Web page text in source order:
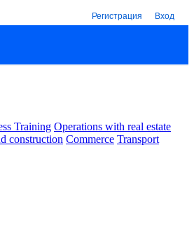
Регистрация Вход
Training Operations with real estate
construction Commerce Transport